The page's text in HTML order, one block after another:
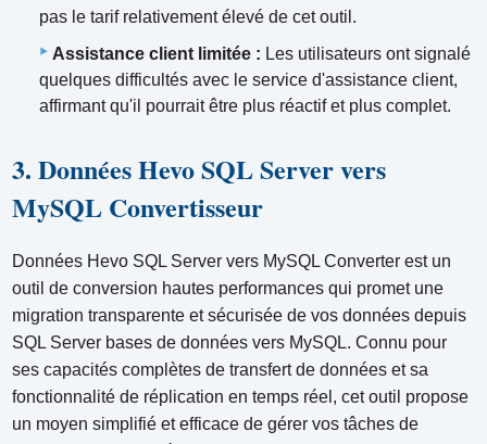
pas le tarif relativement élevé de cet outil.
Assistance client limitée : Les utilisateurs ont signalé
quelques difficultés avec le service d'assistance client,
affirmant qu'il pourrait être plus réactif et plus complet.
3. Données Hevo SQL Server vers
MySQL Convertisseur
Données Hevo SQL Server vers MySQL Converter est un
outil de conversion hautes performances qui promet une
migration transparente et sécurisée de vos données depuis
SQL Server bases de données vers MySQL. Connu pour
ses capacités complètes de transfert de données et sa
fonctionnalité de réplication en temps réel, cet outil propose
un moyen simplifié et efficace de gérer vos tâches de